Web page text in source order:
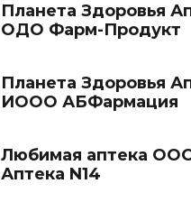
Планета Здоровья
ОДО Фарм-Продукт
Планета Здоровья
ИООО АБФармация
Любимая аптека
Аптека N14